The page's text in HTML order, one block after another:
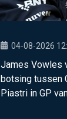
04-08-2026
James Vowles
botsing tussen
Piastri in GP